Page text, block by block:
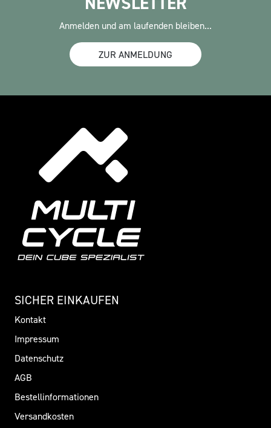
Anmelden und am laufenden bleiben...
ZUR ANMELDUNG
SICHER EINKAUFEN
Kontakt
Impressum
Datenschutz
AGB
Bestellinformationen
Versandkosten